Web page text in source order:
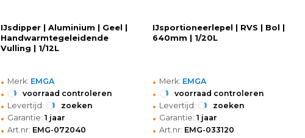
IJsdipper | Aluminium | Geel |
Handwarmtegeleidende
Vulling | 1/12L
• Merk: EMGA
• voorraad controleren
• Levertijd: zoeken
• Garantie: 1 jaar
• Art.nr: EMG-072040
IJsportioneerlepel | RVS | Bol |
640mm | 1/20L
• Merk: EMGA
• voorraad controleren
• Levertijd: zoeken
• Garantie: 1 jaar
• Art.nr: EMG-033120